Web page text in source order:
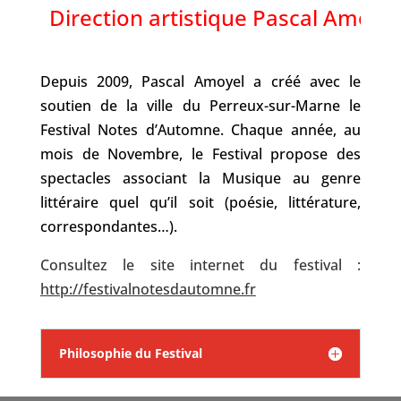
Depuis 2009, Pascal Amoyel a créé avec le
soutien de la ville du Perreux-sur-Marne le
Festival Notes d’Automne. Chaque année, au
mois de Novembre, le Festival propose des
spectacles associant la Musique au genre
littéraire quel qu’il soit (poésie, littérature,
correspondantes…).
Consultez le site internet du festival :
http://festivalnotesdautomne.fr
Philosophie du Festival